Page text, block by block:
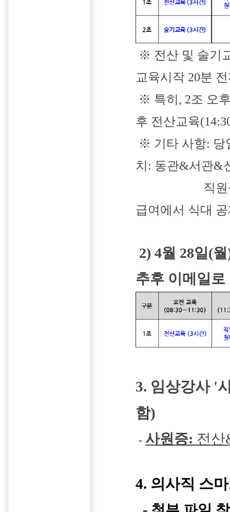
※ 전산 및 술기
교육시작 20분
※ 특히, 2조 오
후 전산교육
※ 기타 사항: 당
치: 동관&서관&
직원식당 이
급여에서 식대
2) 4월 28일(
추후 이메일로
3. 임상강사 '
함)
- 사원증: 전산
4. 의사직 스